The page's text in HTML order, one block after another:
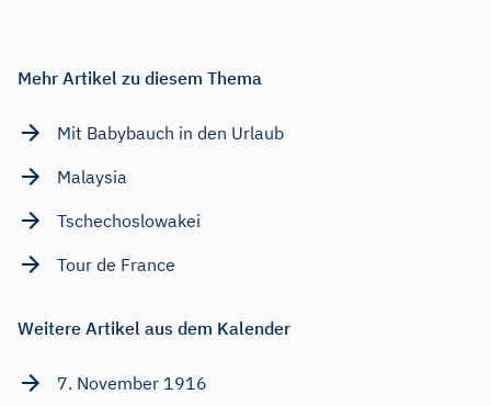
Mehr Artikel zu diesem Thema
Mit Babybauch in den Urlaub
Malaysia
Tschechoslowakei
Tour de France
Weitere Artikel aus dem Kalender
7. November 1916